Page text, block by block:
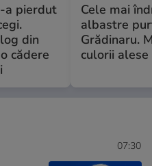
a pierdut
din
cădere
Cele mai
albastre
Grădinaru.
culorii
07:30